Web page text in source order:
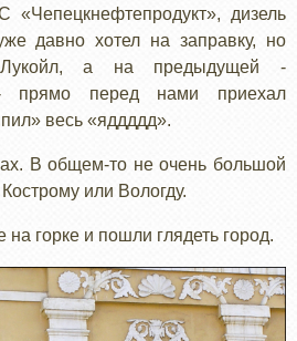
дизель
давно хотел на заправку, но
а на предыдущей -
- прямо перед нами приехал
весь «яддддд».
В общем-то не очень большой
или Вологду.
на горке и пошли глядеть город.